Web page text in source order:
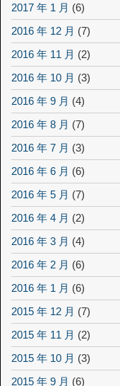
2017 年 1 月 (6)
2016 年 12 月 (7)
2016 年 11 月 (2)
2016 年 10 月 (3)
2016 年 9 月 (4)
2016 年 8 月 (7)
2016 年 7 月 (3)
2016 年 6 月 (6)
2016 年 5 月 (7)
2016 年 4 月 (2)
2016 年 3 月 (4)
2016 年 2 月 (6)
2016 年 1 月 (6)
2015 年 12 月 (7)
2015 年 11 月 (2)
2015 年 10 月 (3)
2015 年 9 月 (6)